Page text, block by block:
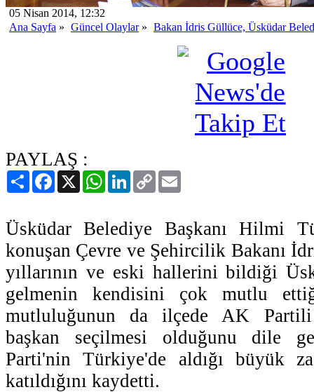
05 Nisan 2014, 12:32
Ana Sayfa » Güncel Olaylar» Bakan İdris Güllüce, Üsküdar
PAYLAŞ :
PaylaşFacebook
X WhatsAppLinkedIn
Copy
Link
Üsküdar Belediye Başkanı Hilmi
konuşan Çevre ve Şehircilik Bakanı
yıllarının ve eski hallerini bildiği
gelmenin kendisini çok mutlu
mutluluğunun da ilçede AK
başkan seçilmesi olduğunu dile
Parti'nin Türkiye'de aldığı büyük
katıldığını kaydetti.